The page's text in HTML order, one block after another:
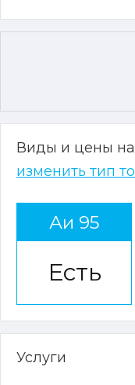
Виды и цены на
изменить тип
Аи 95
Есть
Услуги